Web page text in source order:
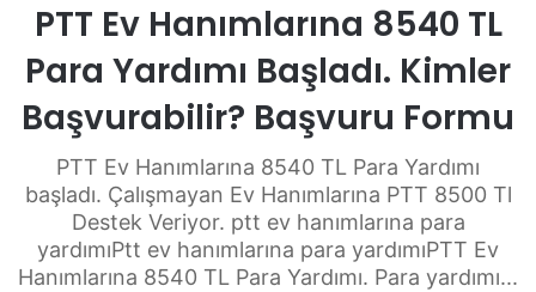
PTT Ev Hanımlarına 8540 TL
Para Yardımı Başladı. Kimler
Başvurabilir? Başvuru Formu
PTT Ev Hanımlarına 8540 TL Para Yardımı
başladı. Çalışmayan Ev Hanımlarına PTT 8500 Tl
Destek Veriyor. ptt ev hanımlarına para
yardımıPtt ev hanımlarına para yardımıPTT Ev
Hanımlarına 8540 TL Para Yardımı. Para yardımı...